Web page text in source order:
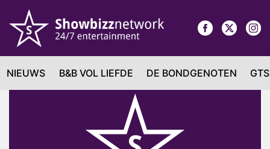
NIEUWS B&B VOL LIEFDE DE BONDGENOTEN